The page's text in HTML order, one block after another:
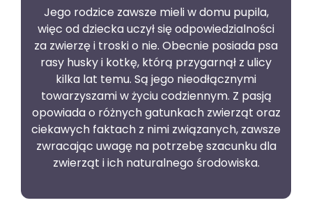
Jego rodzice zawsze mieli w domu pupila,
więc od dziecka uczył się odpowiedzialności
za zwierzę i troski o nie. Obecnie posiada psa
rasy husky i kotkę, którą przygarnął z ulicy
kilka lat temu. Są jego nieodłącznymi
towarzyszami w życiu codziennym. Z pasją
opowiada o różnych gatunkach zwierząt oraz
ciekawych faktach z nimi związanych, zawsze
zwracając uwagę na potrzebę szacunku dla
zwierząt i ich naturalnego środowiska.